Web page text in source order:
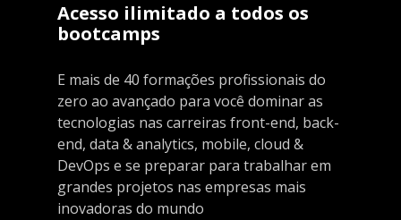
Acesso ilimitado a todos os
bootcamps
E mais de 40 formações profissionais do
zero ao avançado para você dominar as
tecnologias nas carreiras front-end, back-
end, data & analytics, mobile, cloud &
DevOps e se preparar para trabalhar em
grandes projetos nas empresas mais
inovadoras do mundo